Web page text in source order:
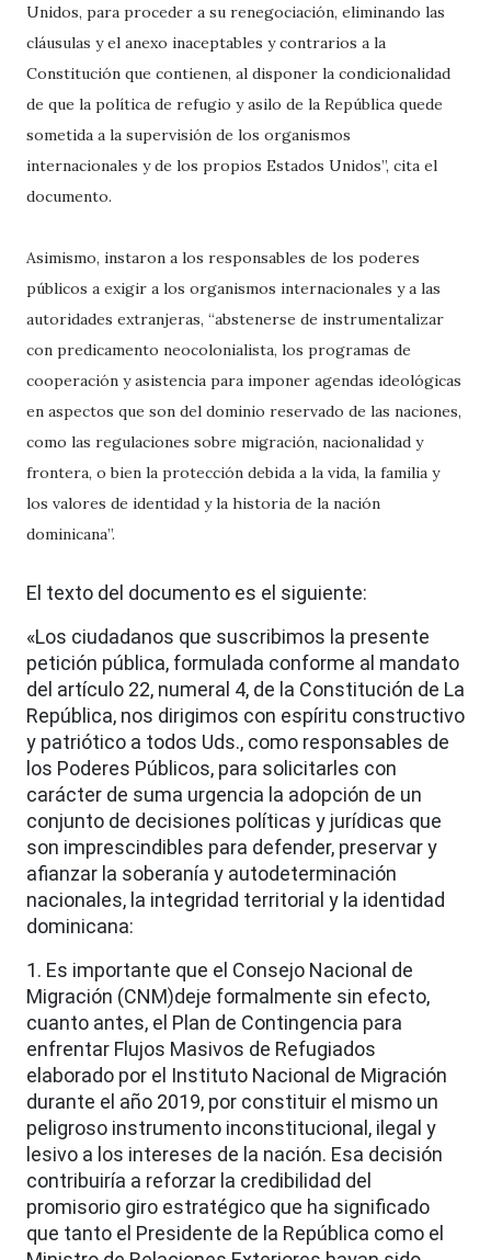
Unidos, para proceder a su renegociación, eliminando las
cláusulas y el anexo inaceptables y contrarios a la
Constitución que contienen, al disponer la condicionalidad
de que la política de refugio y asilo de la República quede
sometida a la supervisión de los organismos
internacionales y de los propios Estados Unidos”, cita el
documento.
Asimismo, instaron a los responsables de los poderes
públicos a exigir a los organismos internacionales y a las
autoridades extranjeras, “abstenerse de instrumentalizar
con predicamento neocolonialista, los programas de
cooperación y asistencia para imponer agendas ideológicas
en aspectos que son del dominio reservado de las naciones,
como las regulaciones sobre migración, nacionalidad y
frontera, o bien la protección debida a la vida, la familia y
los valores de identidad y la historia de la nación
dominicana”.
El texto del documento es el siguiente:
«Los ciudadanos que suscribimos la presente
petición pública, formulada conforme al mandato
del artículo 22, numeral 4, de la Constitución de La
República, nos dirigimos con espíritu constructivo
y patriótico a todos Uds., como responsables de
los Poderes Públicos, para solicitarles con
carácter de suma urgencia la adopción de un
conjunto de decisiones políticas y jurídicas que
son imprescindibles para defender, preservar y
afianzar la soberanía y autodeterminación
nacionales, la integridad territorial y la identidad
dominicana:
1. Es importante que el Consejo Nacional de
Migración (CNM)deje formalmente sin efecto,
cuanto antes, el Plan de Contingencia para
enfrentar Flujos Masivos de Refugiados
elaborado por el Instituto Nacional de Migración
durante el año 2019, por constituir el mismo un
peligroso instrumento inconstitucional, ilegal y
lesivo a los intereses de la nación. Esa decisión
contribuiría a reforzar la credibilidad del
promisorio giro estratégico que ha significado
que tanto el Presidente de la República como el